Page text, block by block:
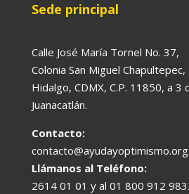
Sede principal
Calle José María Tornel No. 37,
Colonia San Miguel
Hidalgo, CDMX, C.P. 11850, a
Juanacatlán.
Contacto:
Llámanos al Teléfono:
2614 01 01 y al 01 800 912